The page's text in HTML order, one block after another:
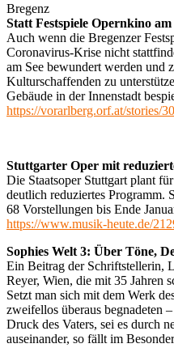
Bregenz
Statt Festspiele Opernkino am
Auch wenn die Bregenzer
Coronavirus-Krise nicht
am See bewundert werden
Kulturschaffenden zu
Gebäude in der Innenstadt
https://vorarlberg.orf.at/stories/
Stuttgarter Oper mit
Die Staatsoper Stuttgart plant
deutlich reduziertes Programm.
68 Vorstellungen bis Ende
https://www.musik-heute.de/
Sophies Welt 3: Über Töne,
Ein Beitrag der Schriftstellerin,
Reyer, Wien, die mit 35 Jahren
Setzt man sich mit dem Werk
zweifellos überaus begnadeten
Druck des Vaters, sei es durch
auseinander, so fällt im